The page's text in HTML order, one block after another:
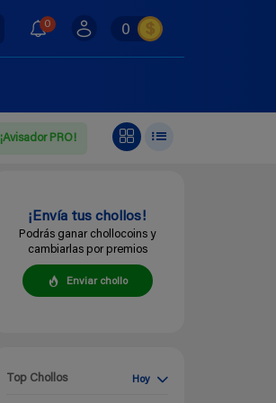
0 0
¡Avisador PRO!
¡Envía tus chollos!
Podrás ganar chollocoins y
cambiarlas por premios
Enviar chollo
Top Chollos Hoy